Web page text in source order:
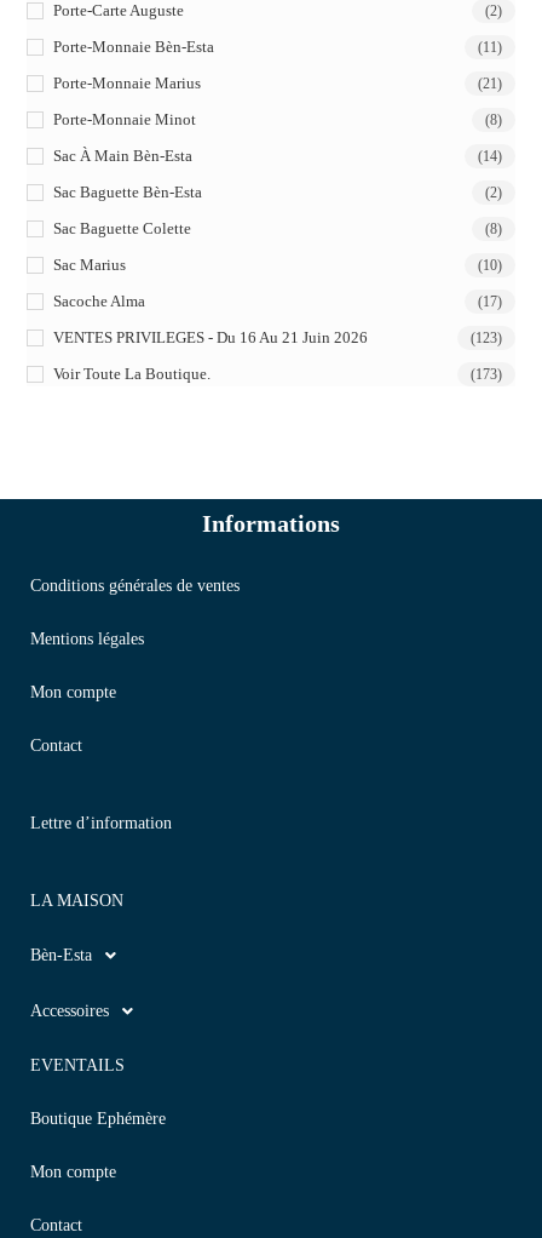
Porte-Carte Auguste (2)
Porte-Monnaie Bèn-Esta (11)
Porte-Monnaie Marius (21)
Porte-Monnaie Minot (8)
Sac À Main Bèn-Esta (14)
Sac Baguette Bèn-Esta (2)
Sac Baguette Colette (8)
Sac Marius (10)
Sacoche Alma (17)
VENTES PRIVILEGES - Du 16 Au 21 Juin 2026 (123)
Voir Toute La Boutique. (173)
Informations
Conditions générales de ventes
Mentions légales
Mon compte
Contact
Lettre d’information
LA MAISON
Bèn-Esta
Accessoires
EVENTAILS
Boutique Ephémère
Mon compte
Contact